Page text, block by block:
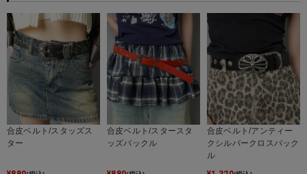
合皮ベルト/スタッズス
ター
合皮ベルト/スタースタ
ッズバックル
合皮ベルト/アンティー
クシルバークロスバック
ル